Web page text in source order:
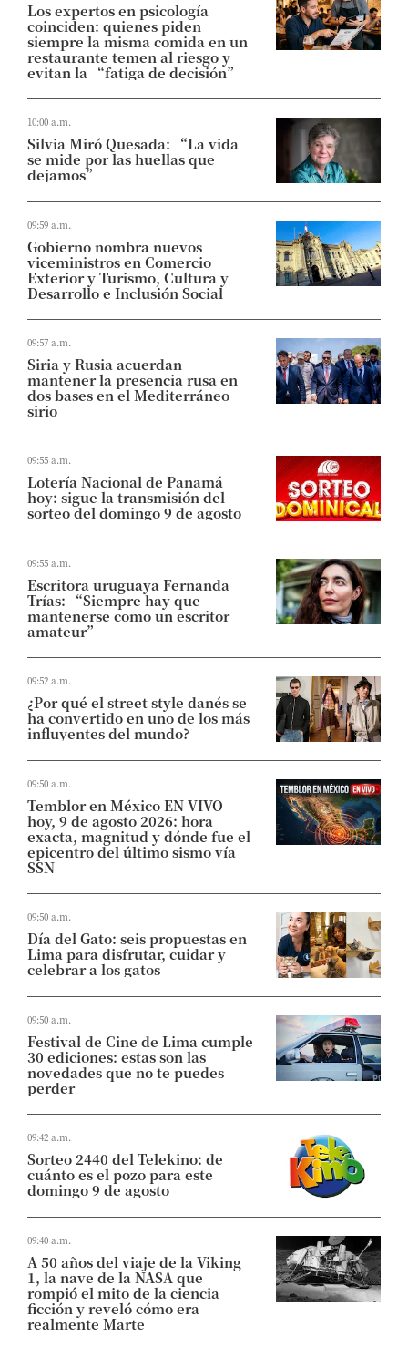
Los expertos en psicología
coinciden: quienes piden
siempre la misma comida en un
restaurante temen al riesgo y
evitan la “fatiga de decisión”
10:00 a.m.
Silvia Miró Quesada: “La vida
se mide por las huellas que
dejamos”
09:59 a.m.
Gobierno nombra nuevos
viceministros en Comercio
Exterior y Turismo, Cultura y
Desarrollo e Inclusión Social
09:57 a.m.
Siria y Rusia acuerdan
mantener la presencia rusa en
dos bases en el Mediterráneo
sirio
09:55 a.m.
Lotería Nacional de Panamá
hoy: sigue la transmisión del
sorteo del domingo 9 de agosto
09:55 a.m.
Escritora uruguaya Fernanda
Trías: “Siempre hay que
mantenerse como un escritor
amateur”
09:52 a.m.
¿Por qué el street style danés se
ha convertido en uno de los más
influyentes del mundo?
09:50 a.m.
Temblor en México EN VIVO
hoy, 9 de agosto 2026: hora
exacta, magnitud y dónde fue el
epicentro del último sismo vía
SSN
09:50 a.m.
Día del Gato: seis propuestas en
Lima para disfrutar, cuidar y
celebrar a los gatos
09:50 a.m.
Festival de Cine de Lima cumple
30 ediciones: estas son las
novedades que no te puedes
perder
09:42 a.m.
Sorteo 2440 del Telekino: de
cuánto es el pozo para este
domingo 9 de agosto
09:40 a.m.
A 50 años del viaje de la Viking
1, la nave de la NASA que
rompió el mito de la ciencia
ficción y reveló cómo era
realmente Marte